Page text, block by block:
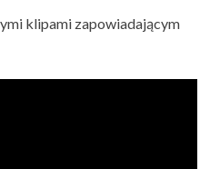
klipami zapowiadającym